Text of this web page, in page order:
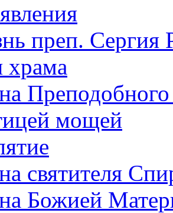
преп. Сергия
мощей
святителя
Божией